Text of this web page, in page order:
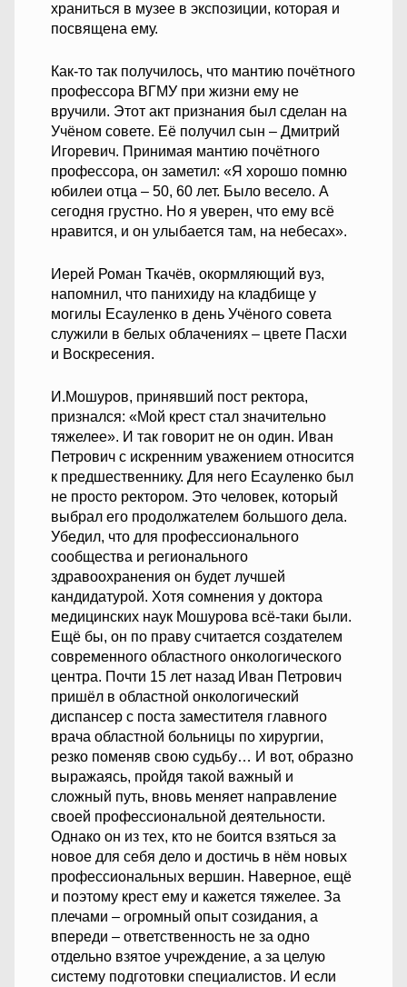
храниться в музее в экспозиции, которая и
посвящена ему.
Как-то так получилось, что мантию почётного
профессора ВГМУ при жизни ему не
вручили. Этот акт признания был сделан на
Учёном совете. Её получил сын – Дмитрий
Игоревич. Принимая мантию почётного
профессора, он заметил: «Я хорошо помню
юбилеи отца – 50, 60 лет. Было весело. А
сегодня грустно. Но я уверен, что ему всё
нравится, и он улыбается там, на небесах».
Иерей Роман Ткачёв, окормляющий вуз,
напомнил, что панихиду на кладбище у
могилы Есауленко в день Учёного совета
служили в белых облачениях – цвете Пасхи
и Воскресения.
И.Мошуров, принявший пост ректора,
признался: «Мой крест стал значительно
тяжелее». И так говорит не он один. Иван
Петрович с искренним уважением относится
к предшественнику. Для него Есауленко был
не просто ректором. Это человек, который
выбрал его продолжателем большого дела.
Убедил, что для профессионального
сообщества и регионального
здравоохранения он будет лучшей
кандидатурой. Хотя сомнения у доктора
медицинских наук Мошурова всё-таки были.
Ещё бы, он по праву считается создателем
современного областного онкологического
центра. Почти 15 лет назад Иван Петрович
пришёл в областной онкологический
диспансер с поста заместителя главного
врача областной больницы по хирургии,
резко поменяв свою судьбу… И вот, образно
выражаясь, пройдя такой важный и
сложный путь, вновь меняет направление
своей профессиональной деятельности.
Однако он из тех, кто не боится взяться за
новое для себя дело и достичь в нём новых
профессиональных вершин. Наверное, ещё
и поэтому крест ему и кажется тяжелее. За
плечами – огромный опыт созидания, а
впереди – ответственность не за одно
отдельно взятое учреждение, а за целую
систему подготовки специалистов. И если